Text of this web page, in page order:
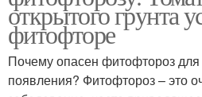
открытого грунта
фитофторе
Почему опасен фитофтороз
появления? Фитофтороз – это